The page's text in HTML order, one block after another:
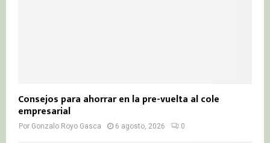
Consejos para ahorrar en la pre-vuelta al cole
empresarial
Por Gonzalo Royo Gasca 6 agosto, 2026 0